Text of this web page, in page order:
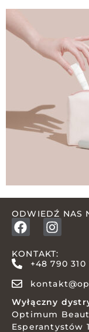
ODWIEDŹ NAS
KONTAKT:
+48 790 310
Wyłączny
Optimum
Esperantystów